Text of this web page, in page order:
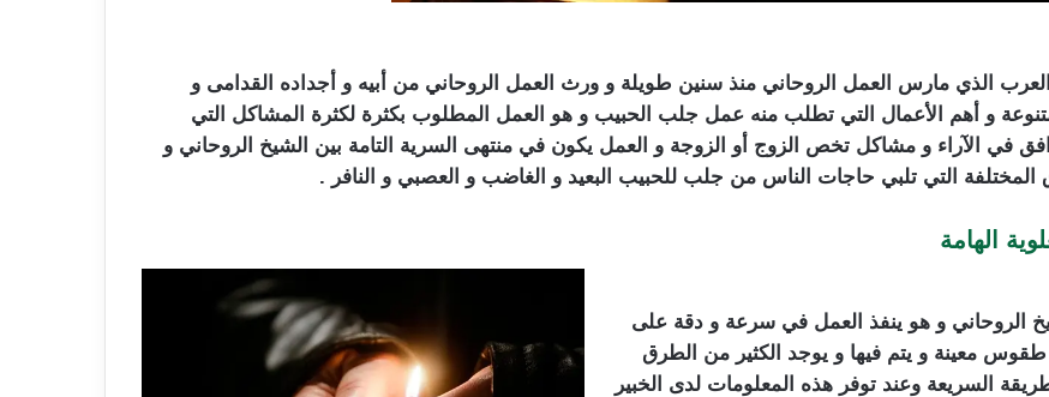
الذي مارس العمل الروحاني منذ سنين طويلة و ورث العمل الروحاني من أبيه و أجداده القدامى و
و أهم الأعمال التي تطلب منه عمل جلب الحبيب و هو العمل المطلوب بكثرة لكثرة المشاكل التي
في الآراء و مشاكل تخص الزوج أو الزوجة و العمل يكون في منتهى السرية التامة بين الشيخ الروحاني و
التي تلبي حاجات الناس من جلب للحبيب البعيد و الغاضب و العصبي و النافر .
الهامة
الروحاني و هو ينفذ العمل في سرعة و دقة على
معينة و يتم فيها و يوجد الكثير من الطرق
السريعة وعند توفر هذه المعلومات لدى الخبير